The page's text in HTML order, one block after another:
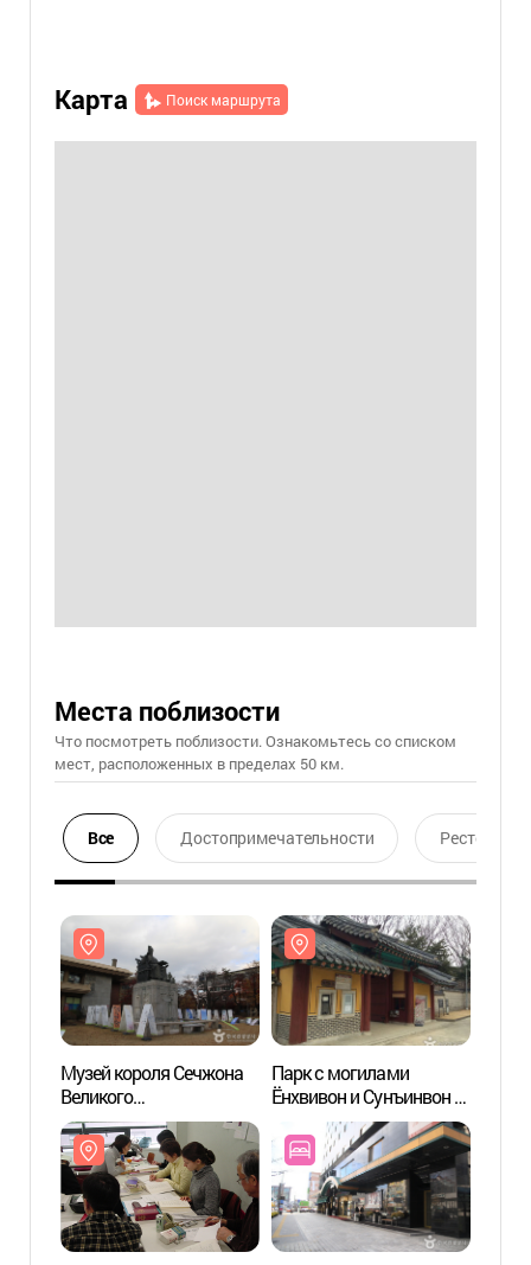
Карта Поиск маршрута
Места поблизости
Что посмотреть поблизости. Ознакомьтесь со списком
мест, расположенных в пределах 50 км.
Все Достопримечательности Ресторан
Музей короля Сечжона
Великого
(세종대왕박물관)
Парк с могилами
Ёнхвивон и Сунъинвон в
Сеуле (서울 영휘원
(순헌황귀비)과 숭인원
(이진))